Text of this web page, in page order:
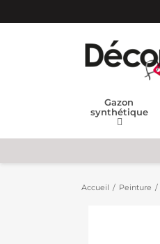
Gazon
synthétique
Accueil Peinture